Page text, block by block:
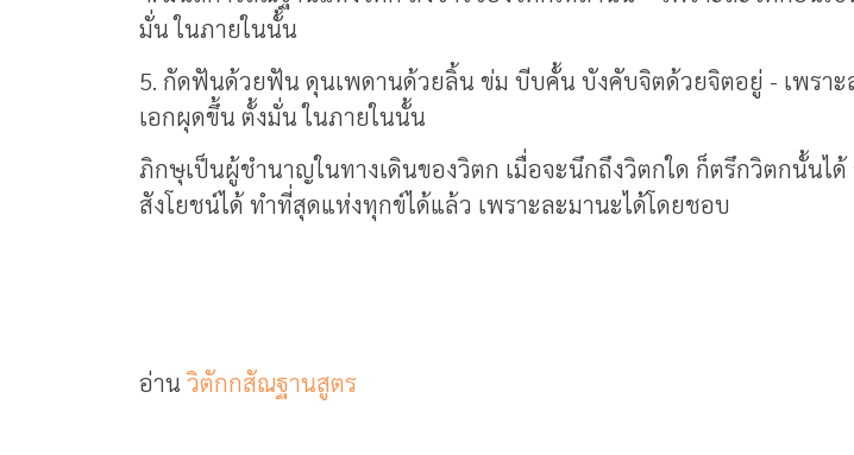
มั่น ในภายในนั้น
5. กัดฟันด้วยฟัน ดุนเพดานด้วยลิ้น ข่ม บีบคั้น บังคับจิตด้วยจิตอยู่ - เพรา
เอกผุดขึ้น ตั้งมั่น ในภายในนั้น
ภิกษุเป็นผู้ชำนาญในทางเดินของวิตก เมื่อจะนึกถึงวิตกใด ก็ตรึกวิตกนั้นไ
สังโยชน์ได้ ทำที่สุดแห่งทุกข์ได้แล้ว เพราะละมานะได้โดยชอบ
อ่าน วิตักกสัณฐานสูตร